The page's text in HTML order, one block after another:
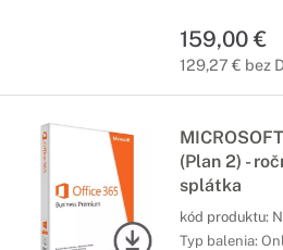
159,00 €
129,27 € bez
(Plan 2) -
splátka
kód produktu:
Typ balenia: